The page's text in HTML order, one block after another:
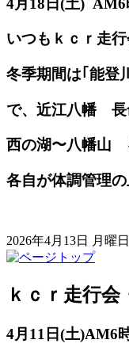
いつもｋｃｒ走
冬季期間は｢能登
で、近江八幡 長
西の湖〜八幡山
各自が体調管理
2026年4月13日 月曜日
ｋｃｒ走行
4月11日(土)AM6